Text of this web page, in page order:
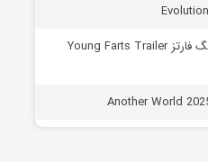
دانلود مستند قطعات تریلر یانگ فارتز Young Farts Trailer